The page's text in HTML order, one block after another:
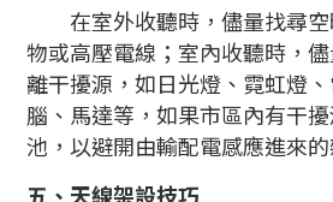
在室外收聽時，儘量找尋空
物或高壓電線；室內收聽時，
離干擾源，如日光燈、霓虹燈
腦、馬達等，如果市區內有干
池，以避開由輸配電感應進來的
五、天線架設技巧